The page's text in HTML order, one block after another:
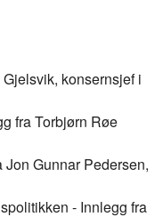
konsernsjef i
fra Torbjørn Røe
Gunnar Pedersen,
- Innlegg fra